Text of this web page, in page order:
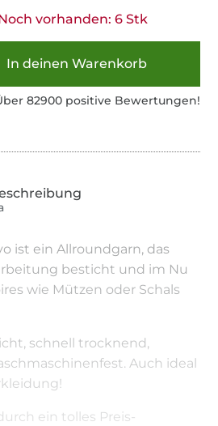
vorhanden: 6 Stk
In deinen Warenkorb
82900 positive Bewertungen!
ist ein Allroundgarn, das
besticht und im Nu
wie Mützen oder Schals
schnell trocknend,
Auch ideal
ein tolles Preis-